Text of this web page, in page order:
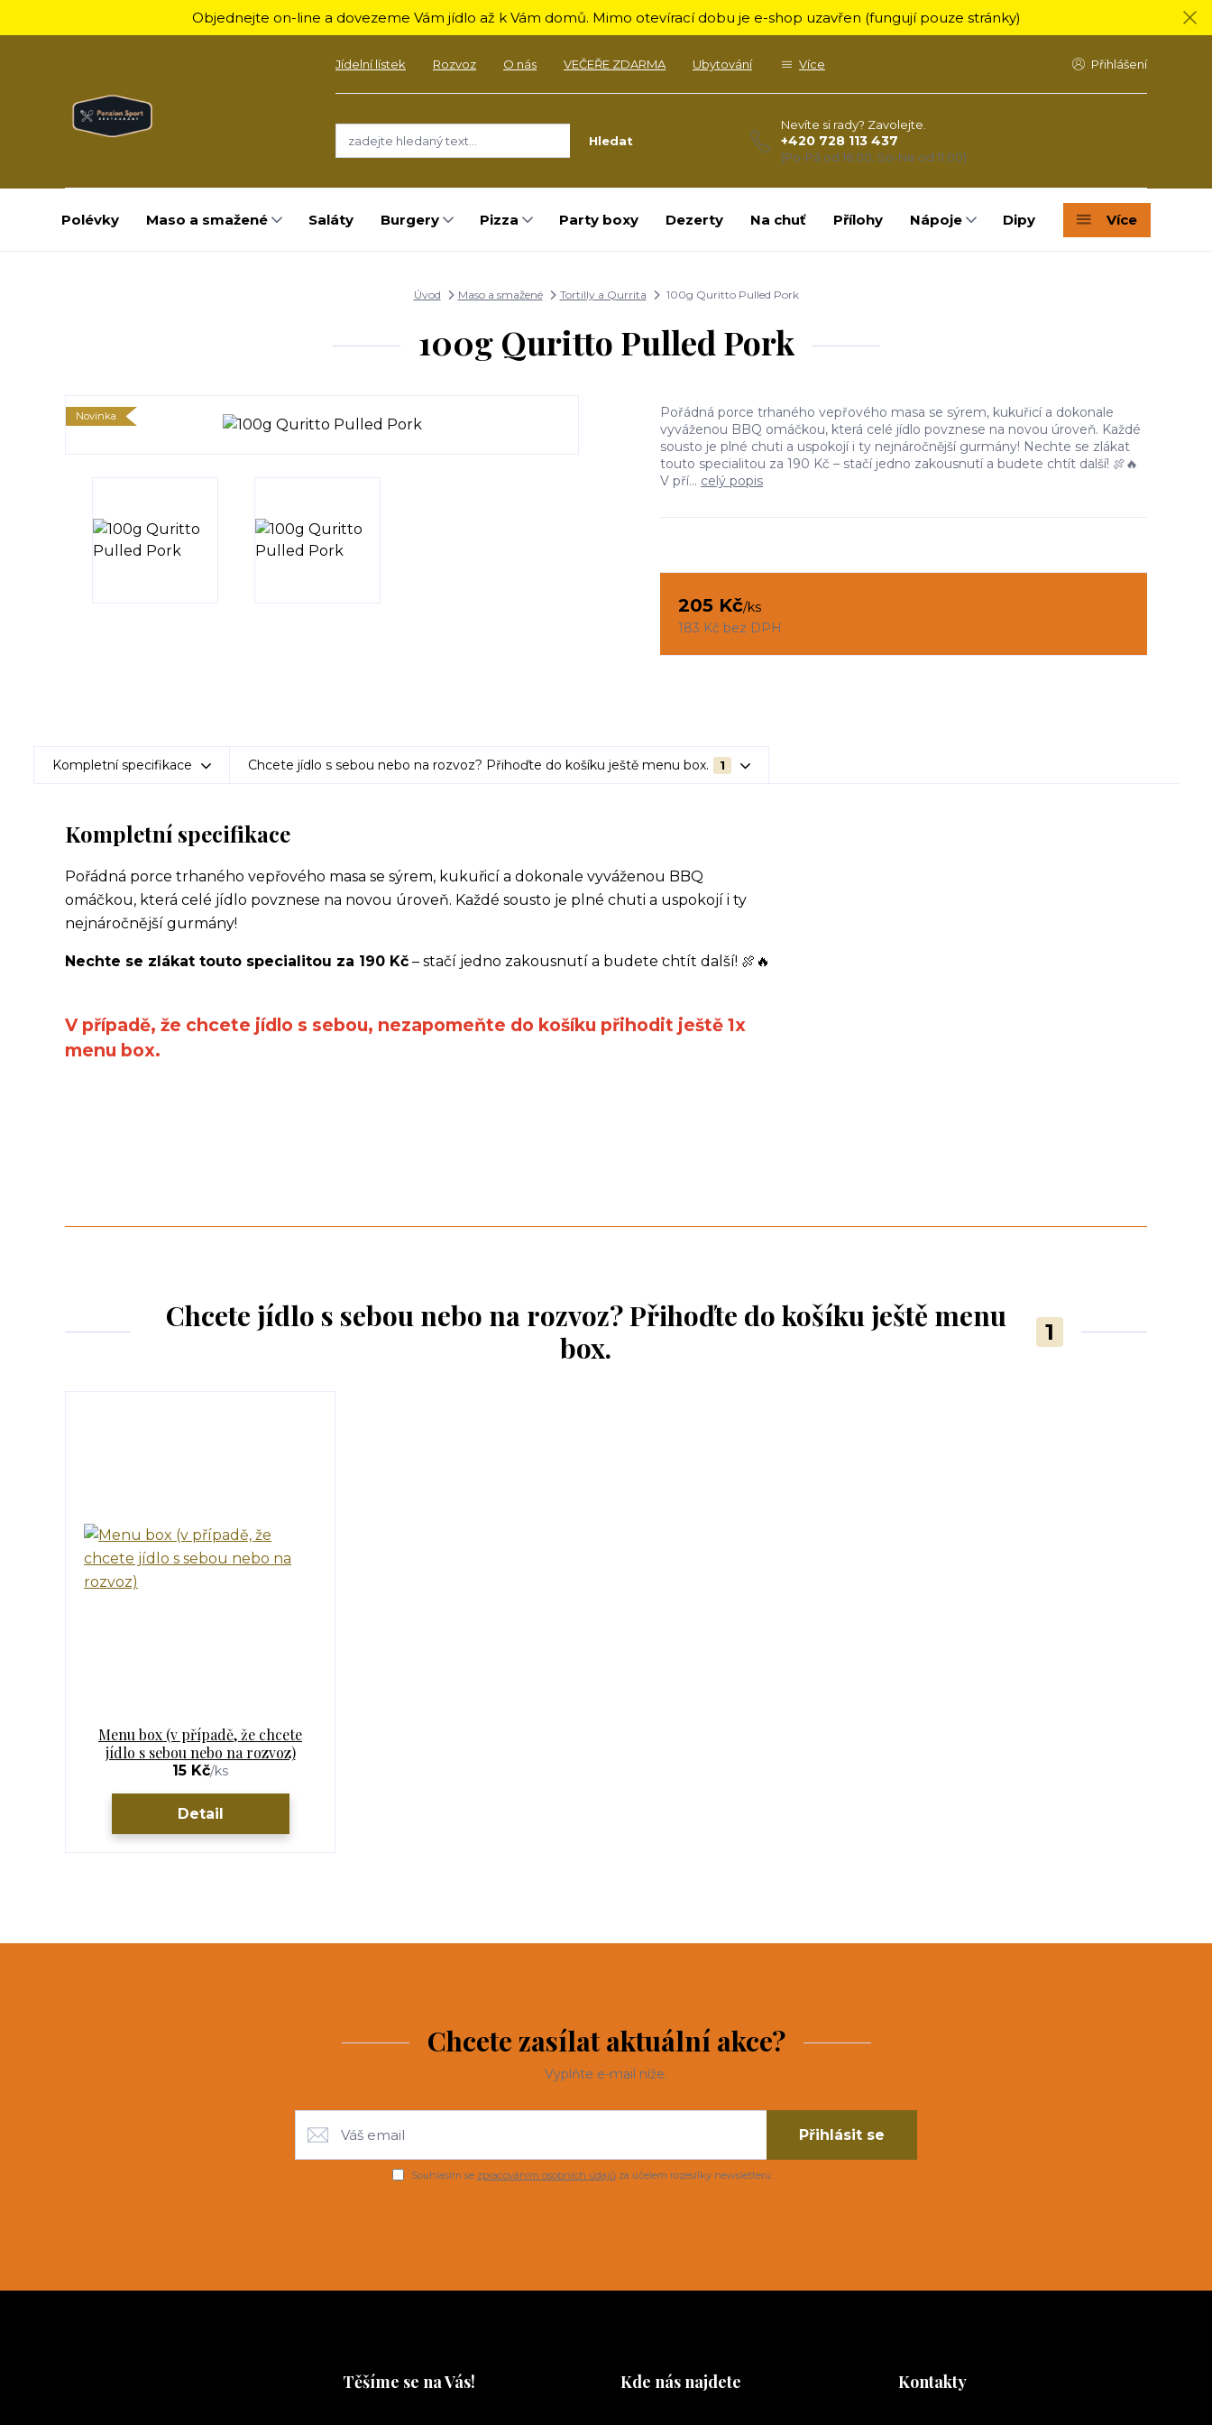
Objednejte on-line a dovezeme Vám jídlo až k Vám domů. Mimo otevírací dobu je e-shop uzavřen (fungují pouze stránky)
Jídelní lístek Rozvoz O nás VEČEŘE ZDARMA Ubytování Více Přihlášení
Hledat
Nevíte si rady? Zavolejte.
+420 728 113 437
(Po-Pá od 16:00, So-Ne od 11:00)
Polévky Maso a smažené Saláty Burgery Pizza Party boxy Dezerty Na chuť Přílohy Nápoje Dipy Více
Úvod Maso a smažené Tortilly a Qurrita 100g Quritto Pulled Pork
100g Quritto Pulled Pork
Novinka
Pořádná porce trhaného vepřového masa se sýrem, kukuřicí a dokonale
vyváženou BBQ omáčkou, která celé jídlo povznese na novou úroveň. Každé
sousto je plné chuti a uspokojí i ty nejnáročnější gurmány! Nechte se zlákat
touto specialitou za 190 Kč – stačí jedno zakousnutí a budete chtít další! 🍖🔥
V pří... celý popis
205 Kč/ks
183 Kč bez DPH
Kompletní specifikace Chcete jídlo s sebou nebo na rozvoz? Přihoďte do košíku ještě menu box. 1
Kompletní specifikace
Pořádná porce trhaného vepřového masa se sýrem, kukuřicí a dokonale vyváženou BBQ
omáčkou, která celé jídlo povznese na novou úroveň. Každé sousto je plné chuti a uspokojí i ty
nejnáročnější gurmány!
Nechte se zlákat touto specialitou za 190 Kč – stačí jedno zakousnutí a budete chtít další! 🍖🔥
V případě, že chcete jídlo s sebou, nezapomeňte do košíku přihodit ještě 1x
menu box.
Chcete jídlo s sebou nebo na rozvoz? Přihoďte do košíku ještě menu
box.
1
Menu box (v případě, že chcete
jídlo s sebou nebo na rozvoz)
15 Kč/ks
Detail
Chcete zasílat aktuální akce?
Vyplňte e-mail níže.
Přihlásit se
Souhlasím se zpracováním osobních údajůza účelem rozesílky newsletteru.
Těšíme se na Vás! Kde nás najdete Kontakty